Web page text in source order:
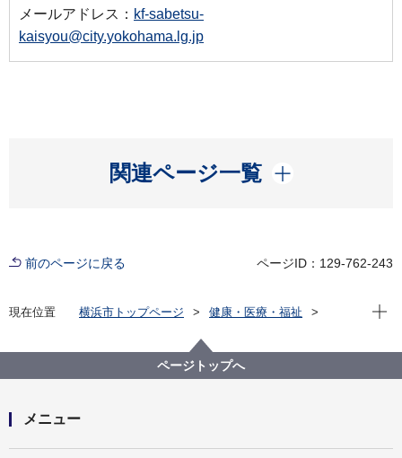
メールアドレス： kf-sabetsu-
kaisyou@city.yokohama.lg.jp
関連ページ一覧
開く
前のページに戻る ページID：129-762-243
現在位置 横浜市トップページ
健康・医療・福祉
障害者差別解消法への対応
精神障害
（障害者差別事例15）精神障害 役所の窓口等
現在
ページトップへ
メニュー